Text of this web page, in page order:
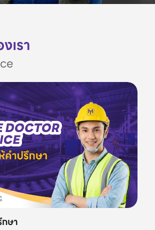
เรา
กษา